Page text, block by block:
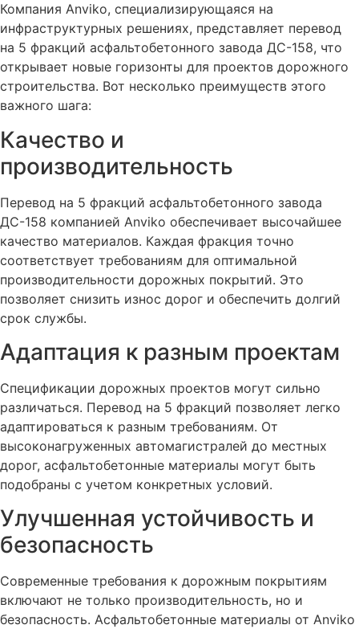
Компания Anviko, специализирующаяся на
инфраструктурных решениях, представляет перевод
на 5 фракций асфальтобетонного завода ДС-158, что
открывает новые горизонты для проектов дорожного
строительства. Вот несколько преимуществ этого
важного шага:
Качество и
производительность
Перевод на 5 фракций асфальтобетонного завода
ДС-158 компанией Anviko обеспечивает высочайшее
качество материалов. Каждая фракция точно
соответствует требованиям для оптимальной
производительности дорожных покрытий. Это
позволяет снизить износ дорог и обеспечить долгий
срок службы.
Адаптация к разным проектам
Спецификации дорожных проектов могут сильно
различаться. Перевод на 5 фракций позволяет легко
адаптироваться к разным требованиям. От
высоконагруженных автомагистралей до местных
дорог, асфальтобетонные материалы могут быть
подобраны с учетом конкретных условий.
Улучшенная устойчивость и
безопасность
Современные требования к дорожным покрытиям
включают не только производительность, но и
безопасность. Асфальтобетонные материалы от Anviko